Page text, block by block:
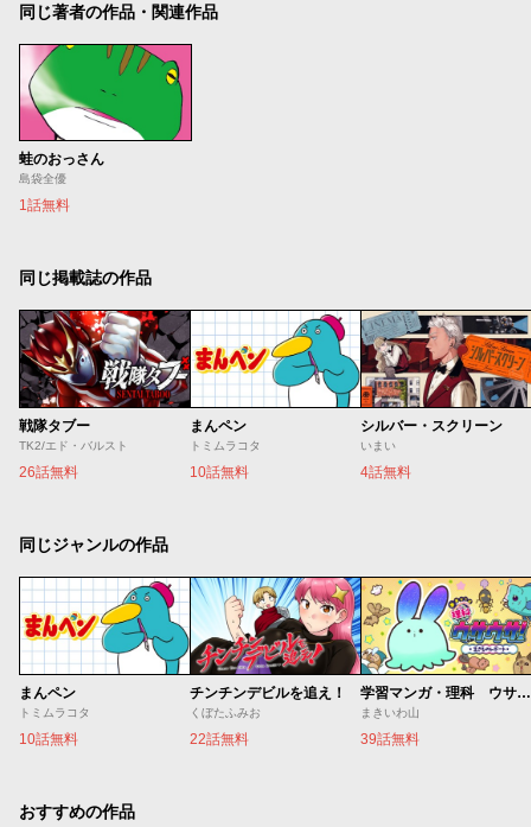
同じ著者の作品・関連作品
蛙のおっさん
島袋全優
1話無料
同じ掲載誌の作品
戦隊タブー
TK2/エド・バルスト
26話無料
まんペン
トミムラコタ
10話無料
シルバー・スクリーン
いまい
4話無料
同じジャンルの作品
まんペン
トミムラコタ
10話無料
チンチンデビルを追え！
くぼたふみお
22話無料
学習マンガ・理科 ウサウサ！
まきいわ山
39話無料
おすすめの作品